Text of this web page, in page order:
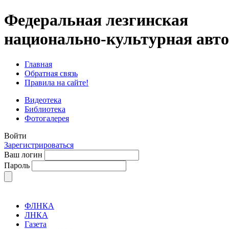
Федеральная лезгинская
национально-культурная
Главная
Обратная связь
Правила на сайте!
Видеотека
Библиотека
Фотогалерея
Войти
Зарегистрироваться
Ваш логин
Пароль
ФЛНКА
ЛНКА
Газета